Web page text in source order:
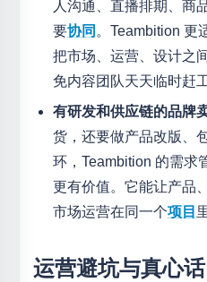
人沟通、直播排期、商
要协同 。Teambition 更
把市场、运营、设计之
免内容团队天天临时赶工
有研发和供应链的品牌
货，还要做产品改版、
环，Teambition 的需求
更有价值。它能让产品
市场运营在同一个项目
运营避坑与真心话